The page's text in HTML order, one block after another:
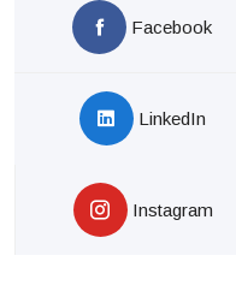
Facebook
LinkedIn
Instagram